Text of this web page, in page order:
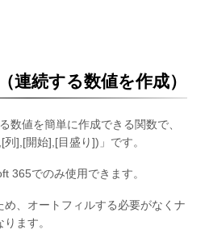
連続する数値を作成）
数値を簡単に作成できる関数で、
],[開始],[目盛り])」です。
365でのみ使用できます。
め、オートフィルする必要がなくナ
ます。